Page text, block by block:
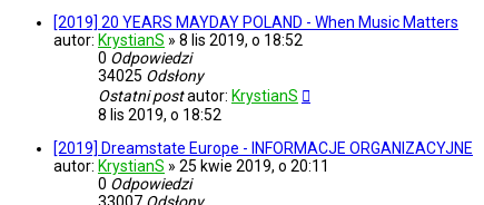
[2019] 20 YEARS MAYDAY POLAND - When Music Matters
autor: KrystianS » 8 lis 2019, o 18:52
0 Odpowiedzi
34025 Odsłony
Ostatni postautor: KrystianS
8 lis 2019, o 18:52
[2019] Dreamstate Europe - INFORMACJE ORGANIZACYJNE
autor: KrystianS » 25 kwie 2019, o 20:11
0 Odpowiedzi